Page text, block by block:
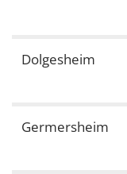
Dolgesheim
Germersheim